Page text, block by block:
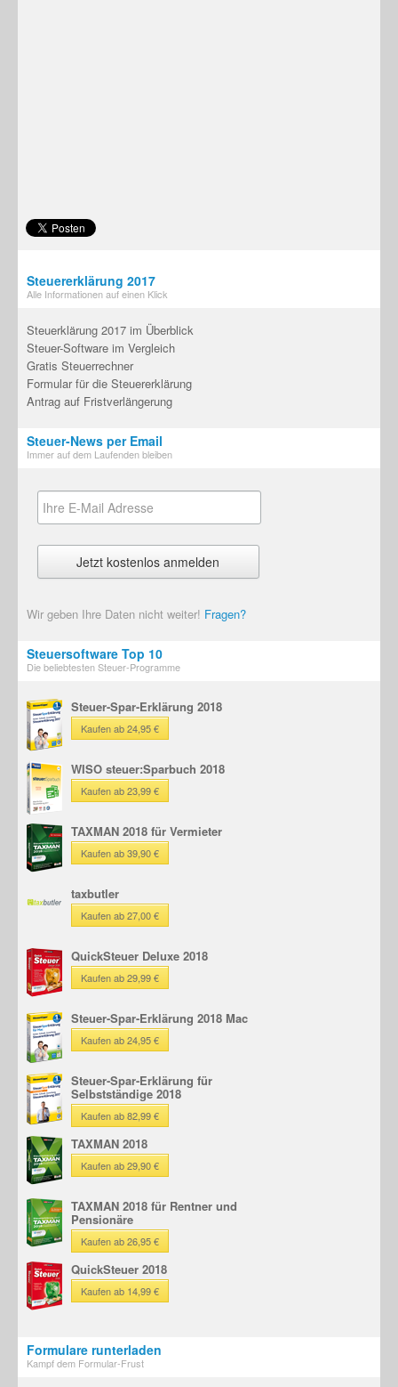
Steuererklärung 2017
Alle Informationen auf einen Klick
Steuerklärung 2017 im Überblick
Steuer-Software im Vergleich
Gratis Steuerrechner
Formular für die Steuererklärung
Antrag auf Fristverlängerung
Steuer-News per Email
Immer auf dem Laufenden bleiben
Wir geben Ihre Daten nicht weiter! Fragen?
Steuersoftware Top 10
Die beliebtesten Steuer-Programme
Steuer-Spar-Erklärung 2018
Kaufen ab 24,95 €
WISO steuer:Sparbuch 2018
Kaufen ab 23,99 €
TAXMAN 2018 für Vermieter
Kaufen ab 39,90 €
taxbutler
Kaufen ab 27,00 €
QuickSteuer Deluxe 2018
Kaufen ab 29,99 €
Steuer-Spar-Erklärung 2018 Mac
Kaufen ab 24,95 €
Steuer-Spar-Erklärung für
Selbstständige 2018
Kaufen ab 82,99 €
TAXMAN 2018
Kaufen ab 29,90 €
TAXMAN 2018 für Rentner und
Pensionäre
Kaufen ab 26,95 €
QuickSteuer 2018
Kaufen ab 14,99 €
Formulare runterladen
Kampf dem Formular-Frust